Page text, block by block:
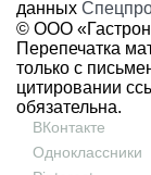
данных
© ООО
Перепечатка
только с
цитировании
обязательна.
ВКонтакте
Одноклассники